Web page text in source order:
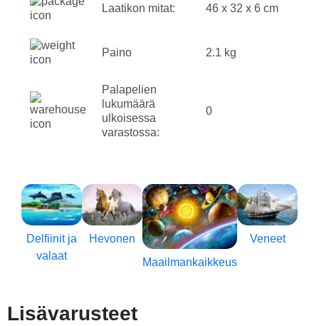
Laatikon mitat: 46 x 32 x 6 cm
Paino 2.1 kg
Palapelien
lukumäärä
ulkoisessa
varastossa:
0
Delfiinit ja
valaat
Hevonen
Maailmankaikkeus
Veneet
Lisävarusteet